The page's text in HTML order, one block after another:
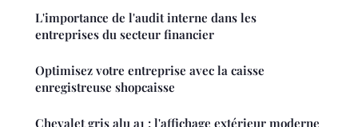
L'importance de l'audit interne dans les
entreprises du secteur financier
Optimisez votre entreprise avec la caisse
enregistreuse shopcaisse
Chevalet gris alu a1 : l'affichage extérieur moderne